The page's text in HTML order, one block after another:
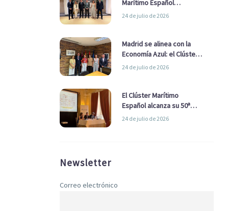
Marítimo Español
refuerzan su alianza para
24 de julio de 2026
Madrid se alinea con la
Economía Azul: el Clúster
Marítimo Español y la Real
Ayuntamiento
24 de julio de 2026
El Clúster Marítimo
Español alcanza su 50ª
Asamblea reafirmando su
24 de julio de 2026
Newsletter
Correo electrónico